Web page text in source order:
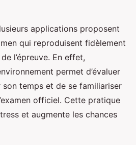
applications proposent
qui reproduisent fidèlement
l’épreuve. En effet,
permet d’évaluer
son temps et de se familiariser
officiel. Cette pratique
et augmente les chances